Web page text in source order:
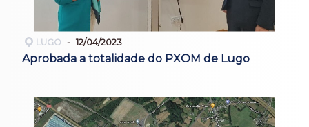
LUGO 12/04/2023
Aprobada a totalidade do PXOM de Lugo